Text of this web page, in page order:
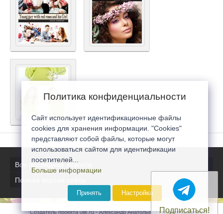
Все последние новости
Полная версия сайта
Создатель проекта 0lik.ru - Александр Анатольевич © 2007-2026
Подписаться!
Политика конфиденциальности
Сайт использует идентификационные файлы
cookies для хранения информации. "Cookies"
представляют собой файлы, которые могут
использоваться сайтом для идентификации
посетителей...
Больше информации
Принять Настройка